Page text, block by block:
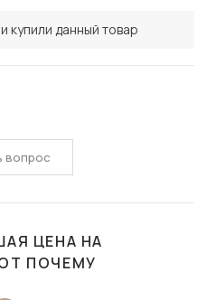
купили данный товар
вопрос
ЦЕНА НА
ПОЧЕМУ